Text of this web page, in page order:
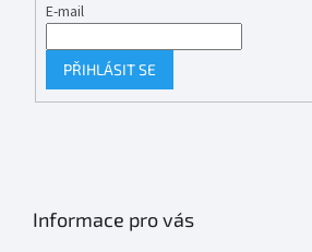
E-mail
PŘIHLÁSIT SE
Informace pro vás